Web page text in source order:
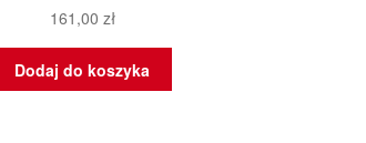
161,00 zł
Dodaj do koszyka